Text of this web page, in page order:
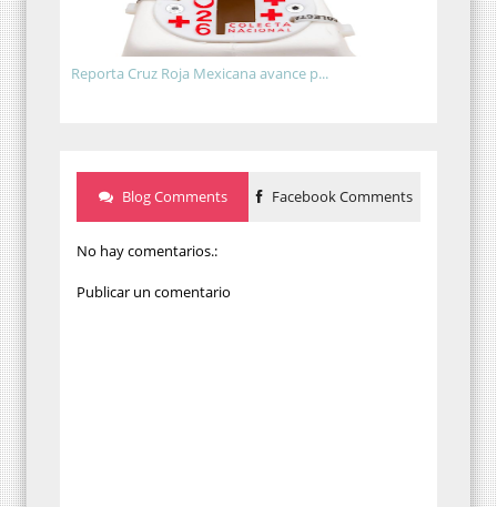
Reporta Cruz Roja Mexicana avance p...
Blog Comments Facebook Comments
No hay comentarios.:
Publicar un comentario